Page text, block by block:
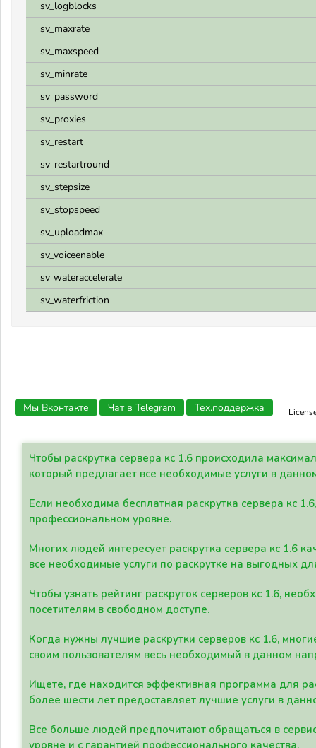
sv_logblocks
sv_maxrate
sv_maxspeed
sv_minrate
sv_password
sv_proxies
sv_restart
sv_restartround
sv_stepsize
sv_stopspeed
sv_uploadmax
sv_voiceenable
sv_wateraccelerate
sv_waterfriction
Мы Вконтакте Чат в Telegram Тех.поддержка
Чтобы раскрутка сервера кс 1.6 происходила
который предлагает все необходимые услуги в
Если необходима бесплатная раскрутка сервера кс
профессиональном уровне.
Многих людей интересует раскрутка сервера кс 1.6
все необходимые услуги по раскрутке на выгодных
Чтобы узнать рейтинг раскруток серверов кс 1.6,
посетителям в свободном доступе.
Когда нужны лучшие раскрутки серверов кс 1.6,
своим пользователям весь необходимый в данном
Ищете, где находится эффективная программа для
более шести лет предоставляет лучшие услуги в
Все больше людей предпочитают обращаться в
уровне и с гарантией профессионального качества.